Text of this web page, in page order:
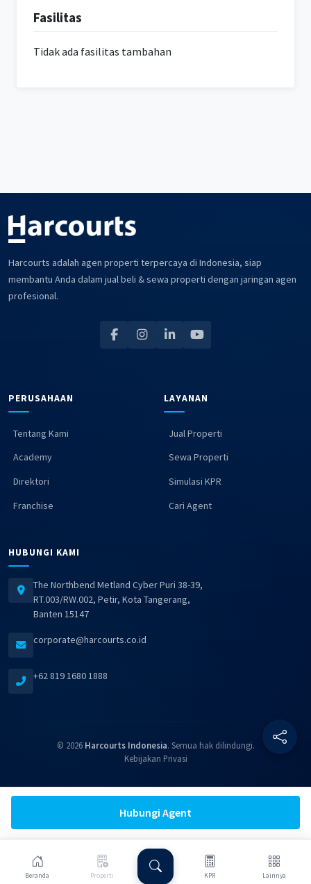
Fasilitas
Tidak ada fasilitas tambahan
Hubungi Agent
Beranda Properti KPR Lainnya
Harcourts adalah agen properti terpercaya di Indonesia, siap
membantu Anda dalam jual beli & sewa properti dengan jaringan agen
profesional.
PERUSAHAAN
Tentang Kami
Academy
Direktori
Franchise
LAYANAN
Jual Properti
Sewa Properti
Simulasi KPR
Cari Agent
HUBUNGI KAMI
The Northbend Metland Cyber Puri 38-39,
RT.003/RW.002, Petir, Kota Tangerang,
Banten 15147
corporate@harcourts.co.id
+62 819 1680 1888
© 2026 Harcourts Indonesia. Semua hak dilindungi.
Kebijakan Privasi